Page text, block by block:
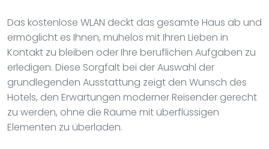
Das kostenlose WLAN deckt das gesamte Haus ab und
ermöglicht es Ihnen, mühelos mit Ihren Lieben in
Kontakt zu bleiben oder Ihre beruflichen Aufgaben zu
erledigen. Diese Sorgfalt bei der Auswahl der
grundlegenden Ausstattung zeigt den Wunsch des
Hotels, den Erwartungen moderner Reisender gerecht
zu werden, ohne die Räume mit überflüssigen
Elementen zu überladen.